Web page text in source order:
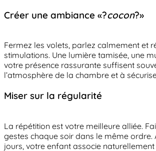
Créer une ambiance «?cocon?»
Fermez les volets, parlez calmement et
stimulations. Une lumière tamisée, une
votre présence rassurante suffisent
l’atmosphère de la chambre et à
Miser sur la régularité
La répétition est votre meilleure alliée.
gestes chaque soir dans le même ordre.
jours, votre enfant associe